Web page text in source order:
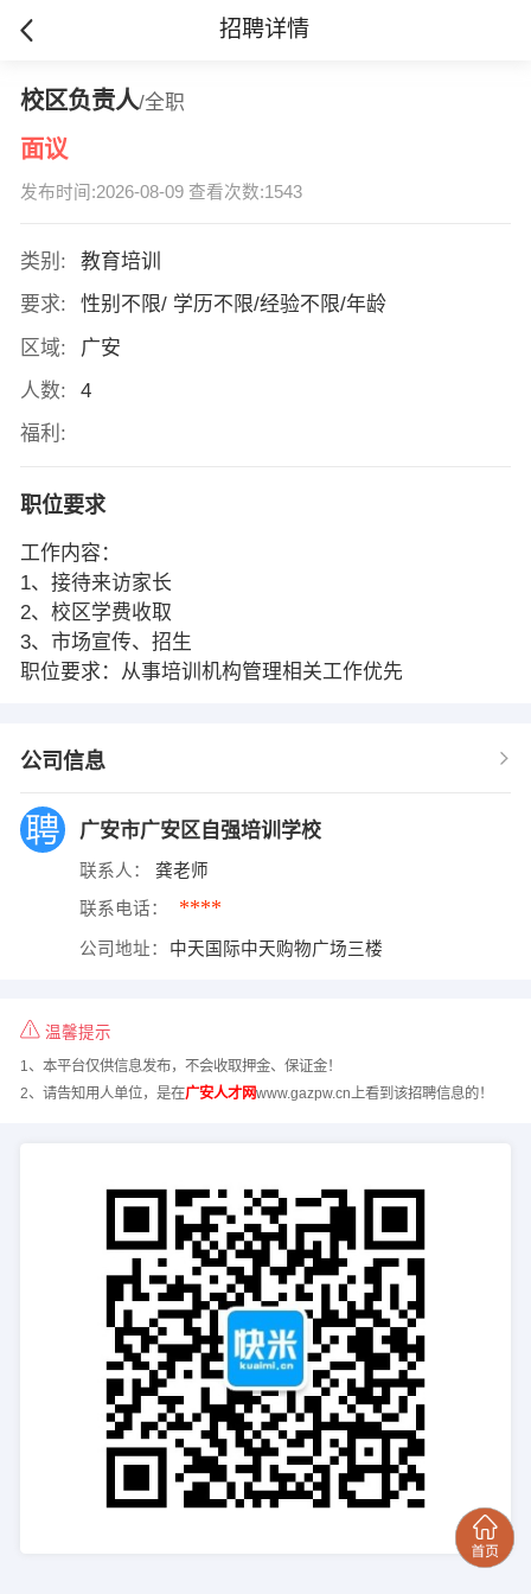
招聘详情
校区负责人/全职
面议
发布时间:2026-08-09 查看次数:1543
类别:
教育培训
要求:
性别不限/ 学历不限/经验不限/年龄
区域:
广安
人数:
4
福利:
职位要求
工作内容：
1、接待来访家长
2、校区学费收取
3、市场宣传、招生
职位要求：从事培训机构管理相关工作优先
公司信息
广安市广安区自强培训学校
联系人： 龚老师
联系电话： ****
公司地址： 中天国际中天购物广场三楼
温馨提示
1、本平台仅供信息发布，不会收取押金、保证金！
2、请告知用人单位，是在广安人才网www.gazpw.cn上看到该招聘信息的！